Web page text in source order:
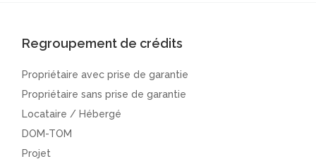
Regroupement de crédits
Propriétaire avec prise de garantie
Propriétaire sans prise de garantie
Locataire / Hébergé
DOM-TOM
Projet